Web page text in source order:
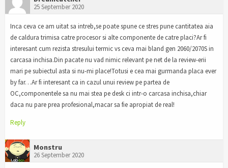
25 September 2020
Inca ceva ce am uitat sa intreb,se poate spune ce stres pune cantitatea aia
de caldura trimisa catre procesor si alte componente de catre placi?Ar fi
interesant cum rezista stresului termic vs ceva mai bland gen 2060/2070S in
carcasa inchisa.Din pacate nu vad nimic relevant pe net de la review-erii
mari pe subiectul asta si nu-mi place!Totusi e cea mai gurmanda placa ever
by far…Ar fi interesant ca in cazul unui review pe partea de
OC,componentele sa nu mai stea pe desk ci intr-o carcasa inchisa,chiar
daca nu pare prea profesional,macar sa fie apropiat de real!
Reply
Monstru
26 September 2020